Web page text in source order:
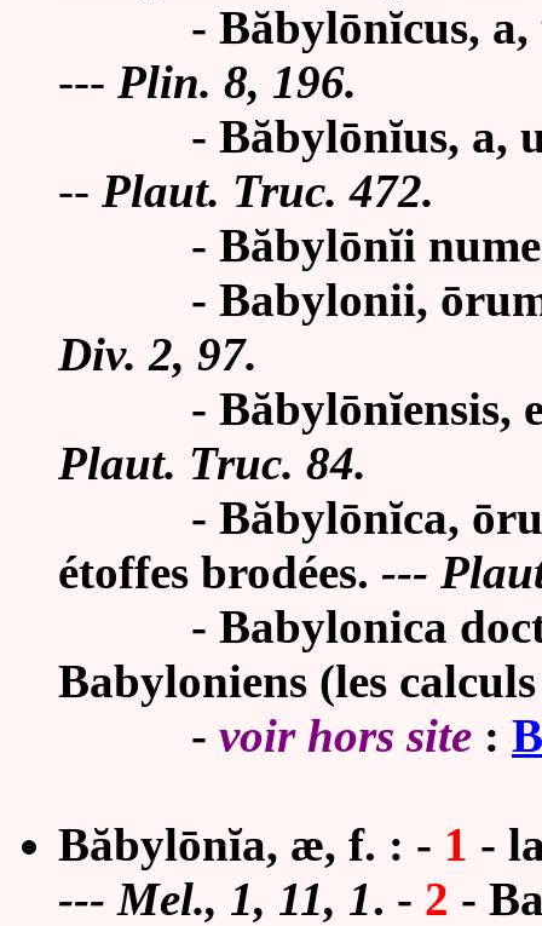
- Băbylōnĭcus, a,
--- Plin. 8, 196.
- Băbylōnĭus, a, um
-- Plaut. Truc. 472.
- Băbylōnĭi numeri
- Babylonii, ōrum,
Div. 2, 97.
- Băbylōnĭensis,
Plaut. Truc. 84.
- Băbylōnĭca,
étoffes brodées. ---
- Babylonica
Babyloniens (les
- voir hors site :
Băbylōnĭa, æ, f. : - 1 -
---Mel., 1, 11, 1. - 2 -